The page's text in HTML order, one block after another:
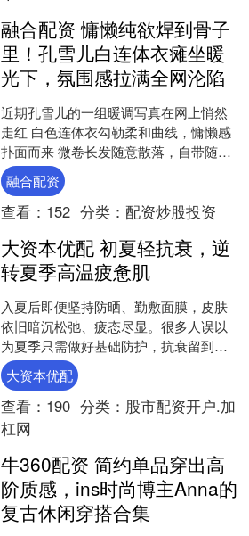
融合配资 慵懒纯欲焊到骨子
里！孔雪儿白连体衣瘫坐暖
光下，氛围感拉满全网沦陷
近期孔雪儿的一组暖调写真在网上悄然
走红 白色连体衣勾勒柔和曲线，慵懒感
扑面而来 微卷长发随意散落，自带随性
松弛氛围感 浅柔妆容透着清甜，眼神里
藏着几分娇俏 暖黄....
融合配资
查看： 152 分类： 配资炒股投资
大资本优配 初夏轻抗衰，逆
转夏季高温疲惫肌
入夏后即便坚持防晒、勤敷面膜，皮肤
依旧暗沉松弛、疲态尽显。很多人误以
为夏季只需做好基础防护，抗衰留到秋
冬即可，这其实是典型护肤误区。 事实
上，夏季是肌肤衰老的加....
大资本优配
查看： 190 分类： 股市配资开户.加
杠网
牛360配资 简约单品穿出高
阶质感，ins时尚博主Anna的
复古休闲穿搭合集